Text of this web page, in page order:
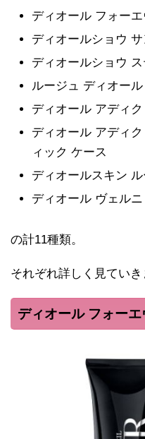
ディオール フォー
ディオールショウ
ディオールショウ
ルージュ ディオール
ディオール アディ
ディオール アディ
ィック ケース
ディオールスキン
ディオール ヴェルニ
の計11種類。
それぞれ詳しく見ていき
ディオール フォー